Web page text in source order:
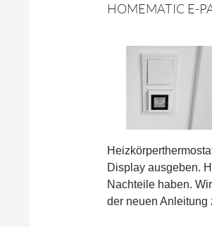
HOMEMATIC E-
Display ausgeben.
Nachteile haben.
der neuen Anleitung